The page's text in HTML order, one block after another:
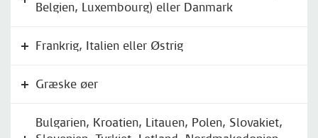
Belgien, Luxembourg) eller Danmark
Frankrig, Italien eller Østrig
Græske øer
Bulgarien, Kroatien, Litauen, Polen, Slovakiet,